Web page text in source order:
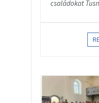
családokat